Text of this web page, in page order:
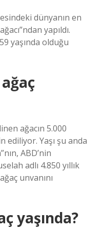
dünyanın en
yapıldı.
yaşında olduğu
ağacın 5.000
ediliyor. Yaşı şu anda
ABD’nin
adlı 4.850 yıllık
unvanını
yaşında?